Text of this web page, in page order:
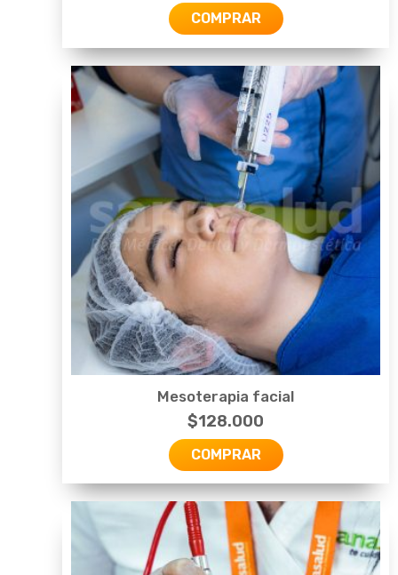
COMPRAR
Mesoterapia facial
$128.000
COMPRAR